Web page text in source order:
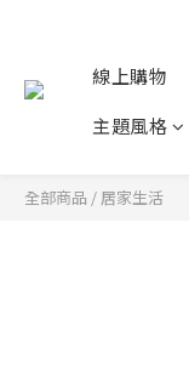
線上購物
主題風格
全部商品 / 居家生活